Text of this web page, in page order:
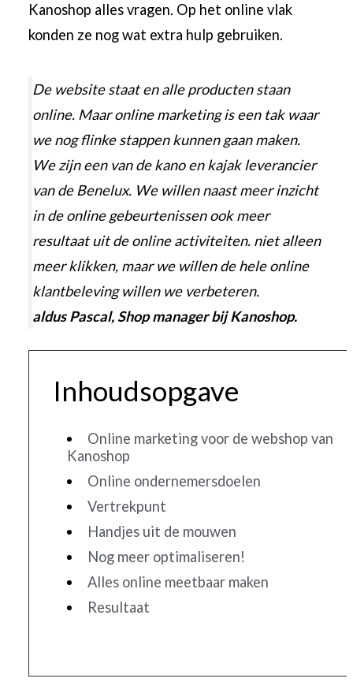
Kanoshop alles vragen. Op het online vlak
konden ze nog wat extra hulp gebruiken.
De website staat en alle producten staan
online. Maar online marketing is een tak waar
we nog flinke stappen kunnen gaan maken.
We zijn een van de kano en kajak leverancier
van de Benelux. We willen naast meer inzicht
in de online gebeurtenissen ook meer
resultaat uit de online activiteiten. niet alleen
meer klikken, maar we willen de hele online
klantbeleving willen we verbeteren.
aldus Pascal, Shop manager bij Kanoshop.
Inhoudsopgave
Online marketing voor de webshop van
Kanoshop
Online ondernemersdoelen
Vertrekpunt
Handjes uit de mouwen
Nog meer optimaliseren!
Alles online meetbaar maken
Resultaat